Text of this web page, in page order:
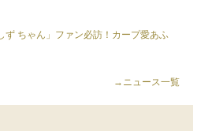
ず ちゃん」ファン必訪！カープ愛あふ
→ニュース一覧